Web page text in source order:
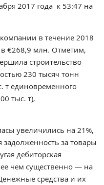
2017 года к 53:47 на
в течение 2018
в €268,9 млн. Отметим,
строительство
230 тысяч тонн
т единовременного
тыс. т),
увеличились на 21%,
задолженность за товары
дебиторская
чем существенно — на
средства и их